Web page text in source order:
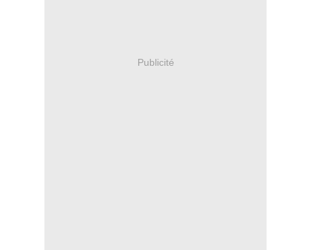
Publicité